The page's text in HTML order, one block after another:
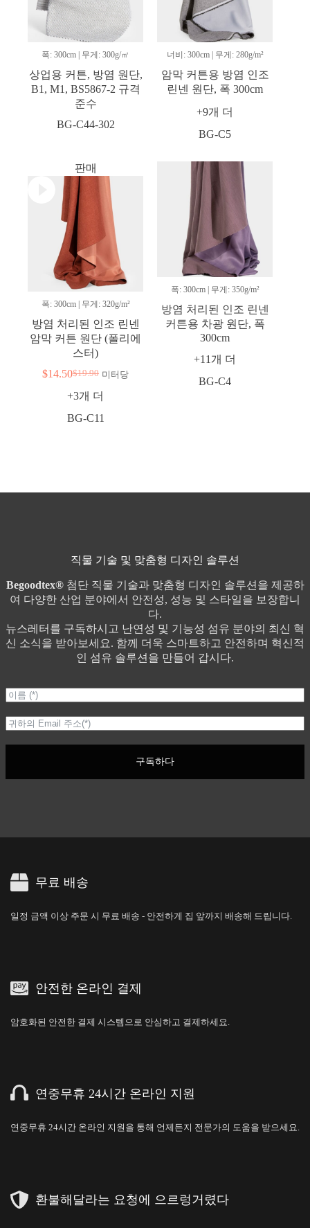
폭: 300cm | 무게: 300g/㎡
상업용 커튼, 방염 원단,
B1, M1, BS5867-2 규격
준수
BG-C44-302
너비: 300cm | 무게: 280g/m²
암막 커튼용 방염 인조
린넨 원단, 폭 300cm
+9개 더
BG-C5
판매
폭: 300cm | 무게: 320g/m²
방염 처리된 인조 린넨
암막 커튼 원단 (폴리에
스터)
$19.90
원
래
격
였
$14.50현
재
격
입
미터당
+3개 더
BG-C11
폭: 300cm | 무게: 350g/m²
방염 처리된 인조 린넨
커튼용 차광 원단, 폭
300cm
+11개 더
BG-C4
직물 기술 및 맞춤형 디자인 솔루션
Begoodtex®첨단 직물 기술과 맞춤형 디자인 솔루션을 제공하
여 다양한 산업 분야에서 안전성, 성능 및 스타일을 보장합니
다.
뉴스레터를 구독하시고 난연성 및 기능성 섬유 분야의 최신 혁
신 소식을 받아보세요. 함께 더욱 스마트하고 안전하며 혁신적
인 섬유 솔루션을 만들어 갑시다.
구독하다
무료 배송
일정 금액 이상 주문 시 무료 배송 - 안전하게 집 앞까지 배송해 드립니다.
안전한 온라인 결제
암호화된 안전한 결제 시스템으로 안심하고 결제하세요.
연중무휴 24시간 온라인 지원
연중무휴 24시간 온라인 지원을 통해 언제든지 전문가의 도움을 받으세요.
환불해달라는 요청에 으르렁거렸다